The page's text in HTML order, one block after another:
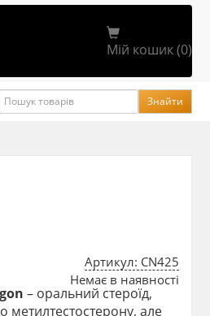
Мій кошик (0)
Пошук Знайти
Артикул: CN425
Немає в наявності
– оральний стероїд,
метилтестостерону, але